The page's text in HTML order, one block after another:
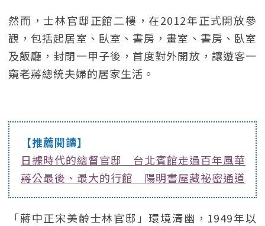
然而，士林官邸正館二樓，在2012年正式開放參
觀，包括起居室、臥室、書房，畫室、書房、臥室
及飯廳，封閉一甲子後，首度對外開放，讓遊客一
窺老蔣總統夫婦的居家生活。
【推薦閱讀】
日據時代的總督官邸 台北賓館走過百年風華
蔣公最後、最大的行館 陽明書屋藏祕密通道
「蔣中正宋美齡士林官邸」環境清幽，1949年以